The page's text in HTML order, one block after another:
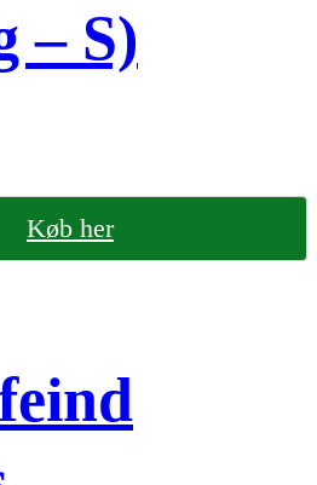
– S)
Køb her